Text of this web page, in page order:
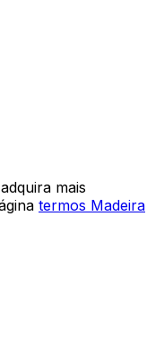
mais
termos Madeira